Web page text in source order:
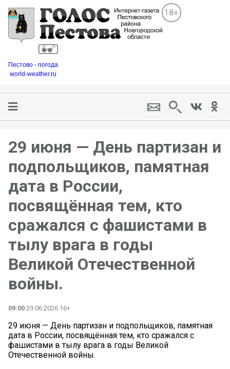
18+
Пестово - погода
world-weather.ru
29 июня — День партизан и
подпольщиков, памятная
дата в России,
посвящённая тем, кто
сражался с фашистами в
тылу врага в годы
Великой Отечественной
войны.
09:00 29.06.2026 16+
29 июня — День партизан и подпольщиков, памятная
дата в России, посвящённая тем, кто сражался с
фашистами в тылу врага в годы Великой
Отечественной войны.